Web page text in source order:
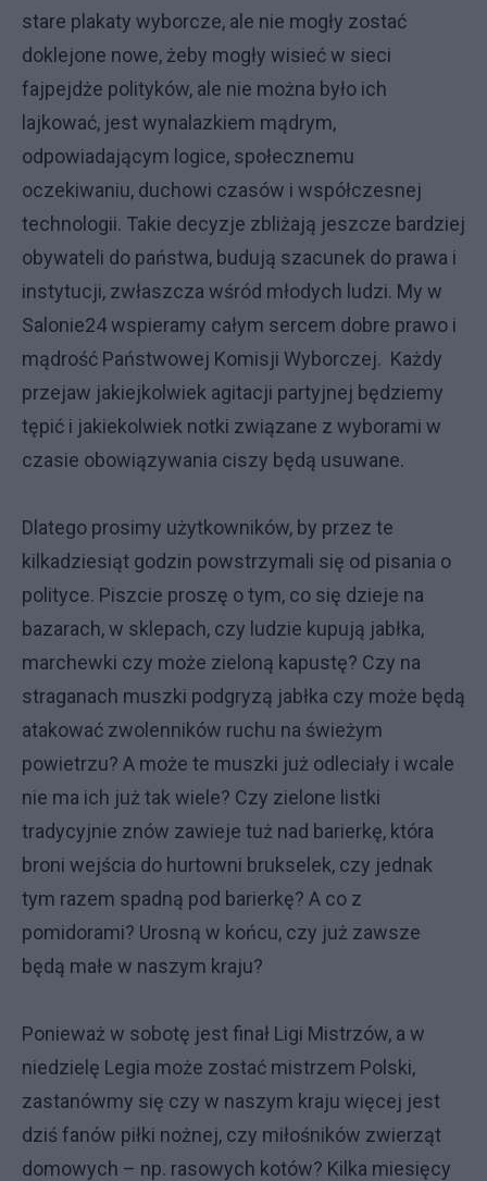
stare plakaty wyborcze, ale nie mogły zostać
doklejone nowe, żeby mogły wisieć w sieci
fajpejdże polityków, ale nie można było ich
lajkować, jest wynalazkiem mądrym,
odpowiadającym logice, społecznemu
oczekiwaniu, duchowi czasów i współczesnej
technologii. Takie decyzje zbliżają jeszcze bardziej
obywateli do państwa, budują szacunek do prawa i
instytucji, zwłaszcza wśród młodych ludzi. My w
Salonie24 wspieramy całym sercem dobre prawo i
mądrość Państwowej Komisji Wyborczej. Każdy
przejaw jakiejkolwiek agitacji partyjnej będziemy
tępić i jakiekolwiek notki związane z wyborami w
czasie obowiązywania ciszy będą usuwane.
Dlatego prosimy użytkowników, by przez te
kilkadziesiąt godzin powstrzymali się od pisania o
polityce. Piszcie proszę o tym, co się dzieje na
bazarach, w sklepach, czy ludzie kupują jabłka,
marchewki czy może zieloną kapustę? Czy na
straganach muszki podgryzą jabłka czy może będą
atakować zwolenników ruchu na świeżym
powietrzu? A może te muszki już odleciały i wcale
nie ma ich już tak wiele? Czy zielone listki
tradycyjnie znów zawieje tuż nad barierkę, która
broni wejścia do hurtowni brukselek, czy jednak
tym razem spadną pod barierkę? A co z
pomidorami? Urosną w końcu, czy już zawsze
będą małe w naszym kraju?
Ponieważ w sobotę jest finał Ligi Mistrzów, a w
niedzielę Legia może zostać mistrzem Polski,
zastanówmy się czy w naszym kraju więcej jest
dziś fanów piłki nożnej, czy miłośników zwierząt
domowych – np. rasowych kotów? Kilka miesięcy